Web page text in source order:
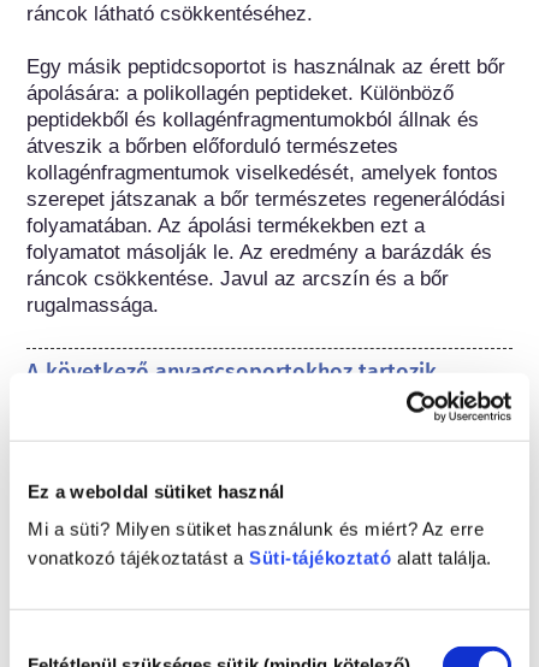
Ez a weboldal sütiket használ
Mi a süti? Milyen sütiket használunk és miért? Az erre
vonatkozó tájékoztatást a Süti-tájékoztató alatt találja.
ráncok látható csökkentéséhez.
Egy másik peptidcsoportot is használnak az érett bőr
ápolására: a polikollagén peptideket. Különböző
peptidekből és kollagénfragmentumokból állnak és
átveszik a bőrben előforduló természetes
kollagénfragmentumok viselkedését, amelyek fontos
szerepet játszanak a bőr természetes regenerálódási
folyamatában. Az ápolási termékekben ezt a
folyamatot másolják le. Az eredmény a barázdák és
ráncok csökkentése. Javul az arcszín és a bőr
rugalmassága.
A következő anyagcsoportokhoz tartozik
Kérjük vegye figyelembe, hogy eltérő szabályozások
vonatkozhatnak az összetevőkre az Európai Unión